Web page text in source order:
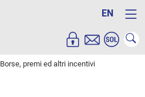
EN
Borse, premi ed altri incentivi